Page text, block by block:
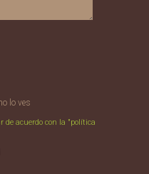
lo ves
de acuerdo con la "política